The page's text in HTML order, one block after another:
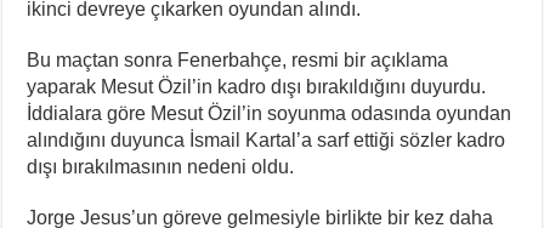
ikinci devreye çıkarken oyundan alındı.
Bu maçtan sonra Fenerbahçe, resmi bir açıklama
yaparak Mesut Özil’in kadro dışı bırakıldığını duyurdu.
İddialara göre Mesut Özil’in soyunma odasında oyundan
alındığını duyunca İsmail Kartal’a sarf ettiği sözler kadro
dışı bırakılmasının nedeni oldu.
Jorge Jesus’un göreve gelmesiyle birlikte bir kez daha